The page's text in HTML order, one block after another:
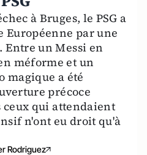
à Bruges, le PSG a
Européenne par une
un Messi en
méforme et un
magique a été
précoce
ceux qui attendaient
n'ont eu droit qu'à
Rodriguez